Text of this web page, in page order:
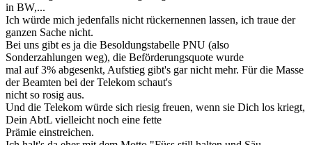
in BW,...
Ich würde mich jedenfalls nicht rückernennen lassen, ich traue der
ganzen Sache nicht.
Bei uns gibt es ja die Besoldungstabelle PNU (also
Sonderzahlungen weg), die Beförderungsquote wurde
mal auf 3% abgesenkt, Aufstieg gibt's gar nicht mehr. Für die Masse
der Beamten bei der Telekom schaut's
nicht so rosig aus.
Und die Telekom würde sich riesig freuen, wenn sie Dich los kriegt,
Dein AbtL vielleicht noch eine fette
Prämie einstreichen.